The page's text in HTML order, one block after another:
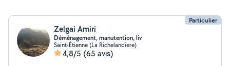
Particulier
Zelgai Amiri
Déménagement, manutention, liv
Saint-Étienne (La Richelandiere)
4,8/5 (65 avis)